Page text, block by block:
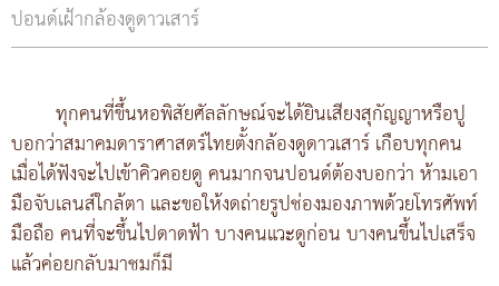
ปอนด์เฝ้ากล้องดูดาวเสาร์
ทุกคนที่ขึ้นหอพิสัยศัลลักษณ์จะได้ยินเสียงสุกัญญาหรือปู
บอกว่าสมาคมดาราศาสตร์ไทยตั้งกล้องดูดาวเสาร์ เกือบทุกคน
เมื่อได้ฟังจะไปเข้าคิวคอยดู คนมากจนปอนด์ต้องบอกว่า ห้ามเอา
มือจับเลนส์ใกล้ตา และขอให้งดถ่ายรูปช่องมองภาพด้วยโทรศัพท์
มือถือ คนที่จะขึ้นไปดาดฟ้า บางคนแวะดูก่อน บางคนขึ้นไปเสร็จ
แล้วค่อยกลับมาชมก็มี